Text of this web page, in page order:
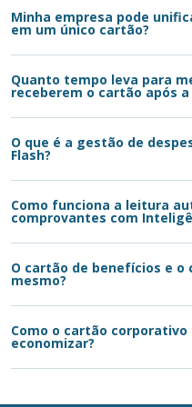
Minha empresa pode
em um único cartão?
Quanto tempo leva para
receberem o cartão após
O que é a gestão de
Flash?
Como funciona a leitura
comprovantes com
O cartão de benefícios e o
mesmo?
Como o cartão
economizar?